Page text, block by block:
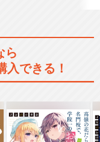
ーツバスケット 2n
ーツバスケット Th
ら
入できる！